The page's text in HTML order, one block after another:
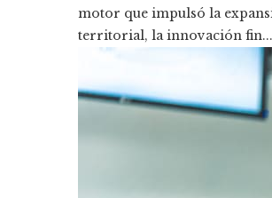
motor que impulsó la
territorial, la innovación fin...